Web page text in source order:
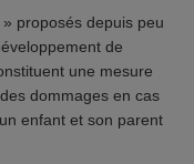
proposés depuis peu
de
une mesure
dommages en cas
enfant et son parent